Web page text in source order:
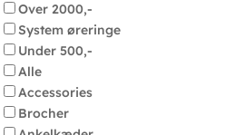
Over 2000,-
System øreringe
Under 500,-
Alle
Accessories
Brocher